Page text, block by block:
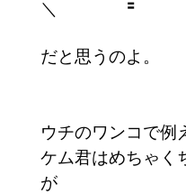
＼
だと思うのよ。
ウチのワンコで例
ケム君はめちゃく
が